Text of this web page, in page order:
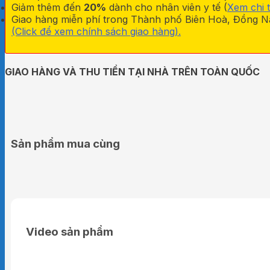
Giảm thêm đến 20% dành cho nhân viên y tế (Xem chi
Giao hàng miễn phí trong Thành phố Biên Hoà, Đồng
(Click để xem chính sách giao hàng).
GIAO HÀNG VÀ THU TIỀN TẠI NHÀ TRÊN TOÀN QUỐC
Sản phẩm mua cùng
Video sản phẩm